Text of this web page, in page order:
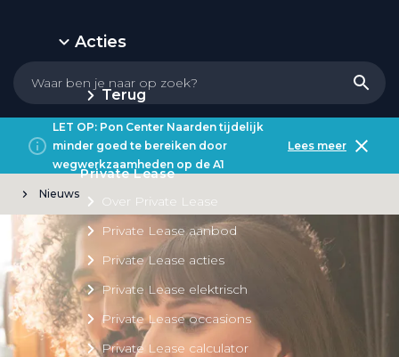
Acties
Terug
Private Lease
Over Private Lease
Private Lease aanbod
Private Lease acties
Private Lease elektrisch
Private Lease occasions
Private Lease calculator
LET OP: Pon Center Naarden tijdelijk
minder goed te bereiken door
wegwerkzaamheden op de A1
Lees meer
Nieuws